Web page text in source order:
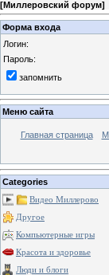
[Миллеровский форум]
Форма входа
Логин:
Пароль:
запомнить
Меню сайта
Главная страница
Categories
Видео Миллерово
Другое
Компьютерные игры
Красота и здоровье
Люди и блоги